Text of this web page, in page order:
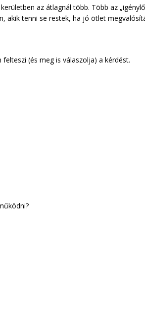
az átlagnál több. Több az
akik tenni se restek, ha jó ötlet
felteszi (és meg is válaszolja) a kérdést.